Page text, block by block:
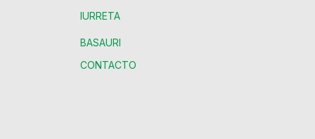
IURRETA
BASAURI
CONTACTO